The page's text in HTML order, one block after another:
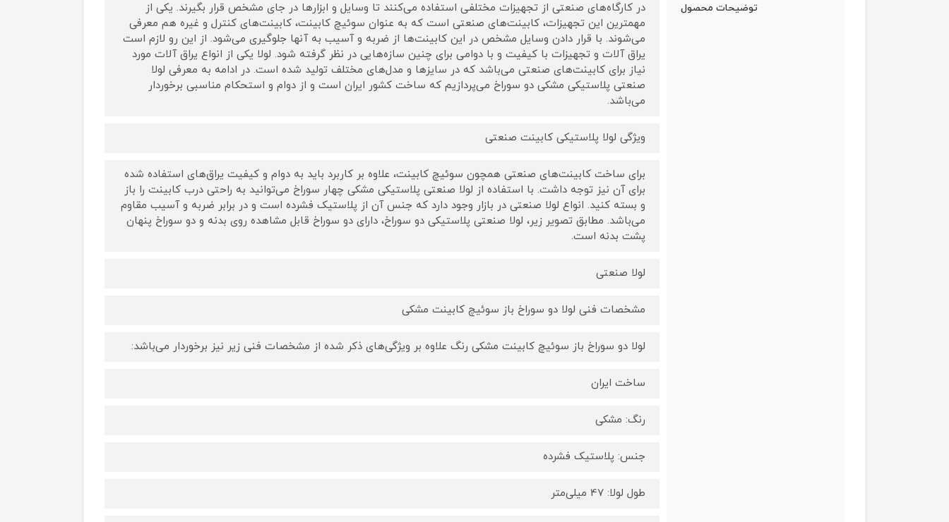
توضیحات محصول
در کارگاه‌های صنعتی از تجهیزات مختلفی استفاده می‌کنند تا وسایل و ابزارها در جای مشخص قرار بگیرند. یکی از
مهمترین این تجهیزات، کابینت‌های صنعتی است که به عنوان سوئیچ کابینت، کابینت‌های کنترل و غیره هم معرفی
می‌شوند. با قرار دادن وسایل مشخص در این کابینت‌ها از ضربه و آسیب به آنها جلوگیری می‌شود. از این رو لازم است
یراق آلات و تجهیزات با کیفیت و با دوامی برای چنین سازه‌هایی در نظر گرفته شود. لولا یکی از انواع یراق آلات مورد
نیاز برای کابینت‌های صنعتی می‌باشد که در سایزها و مدل‌های مختلف تولید شده است. در ادامه به معرفی لولا
صنعتی پلاستیکی مشکی دو سوراخ می‌پردازیم که ساخت کشور ایران است و از دوام و استحکام مناسبی برخوردار
می‌باشد.
ویژگی لولا پلاستیکی کابینت صنعتی
برای ساخت کابینت‌های صنعتی همچون سوئیچ کابینت، علاوه بر کاربرد باید به دوام و کیفیت یراق‌های استفاده شده
برای آن نیز توجه داشت. با استفاده از لولا صنعتی پلاستیکی مشکی چهار سوراخ می‌توانید به راحتی درب کابینت را باز
و بسته کنید. انواع لولا صنعتی در بازار وجود دارد که جنس آن از پلاستیک فشرده است و در برابر ضربه و آسیب مقاوم
می‌باشد. مطابق تصویر زیر، لولا صنعتی پلاستیکی دو سوراخ، دارای دو سوراخ قابل مشاهده روی بدنه و دو سوراخ پنهان
پشت بدنه است.
لولا صنعتی
مشخصات فنی لولا دو سوراخ باز سوئیچ کابینت مشکی
لولا دو سوراخ باز سوئیچ کابینت مشکی رنگ علاوه بر ویژگی‌های ذکر شده از مشخصات فنی زیر نیز برخوردار می‌باشد:
ساخت ایران
رنگ: مشکی
جنس: پلاستیک فشرده
طول لولا: 47 میلی‌متر